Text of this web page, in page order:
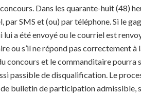
Dans les quarante-huit (48)
SMS et (ou) par téléphone. Si le
a été envoyé ou le courriel est
ou s’il ne répond pas correctement
concours et le commanditaire
passible de disqualification. Le
de bulletin de participation